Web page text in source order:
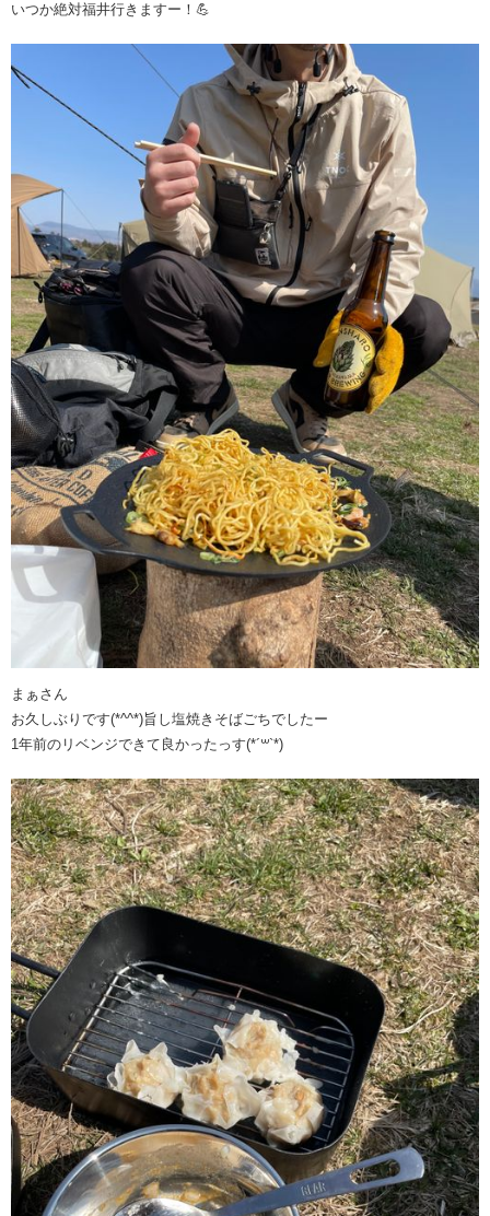
いつか絶対福井行きますー！💪
まぁさん
お久しぶりです(*^^*)旨し塩焼きそばごちでしたー
1年前のリベンジできて良かったっす(*´꒳`*)